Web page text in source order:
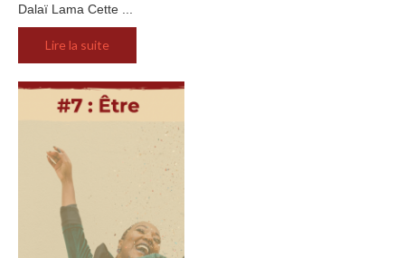
Dalaï Lama Cette ...
Lire la suite